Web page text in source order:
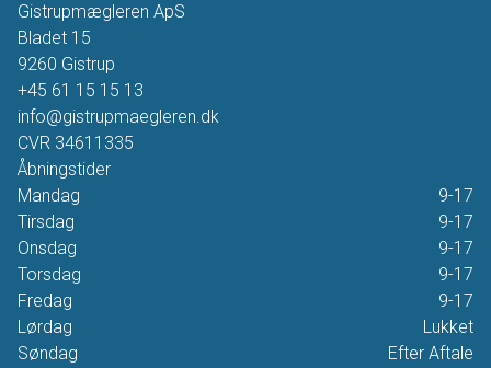
Gistrupmægleren ApS
Bladet 15
9260 Gistrup
+45 61 15 15 13
info@gistrupmaegleren.dk
CVR 34611335
Åbningstider
Mandag
9-17
Tirsdag
9-17
Onsdag
9-17
Torsdag
9-17
Fredag
9-17
Lørdag
Lukket
Søndag
Efter Aftale